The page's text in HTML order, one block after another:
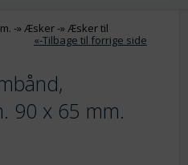
-»Æsker-»Æsker til
«-Tilbage til forrige side
90 x 65 mm.